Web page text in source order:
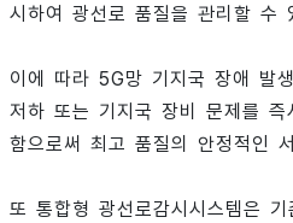
시하여 광선로 품질을 관리할 수
이에 따라 5G망 기지국 장애 발
저하 또는 기지국 장비 문제를 즉
함으로써 최고 품질의 안정적인
또 통합형 광선로감시시스템은